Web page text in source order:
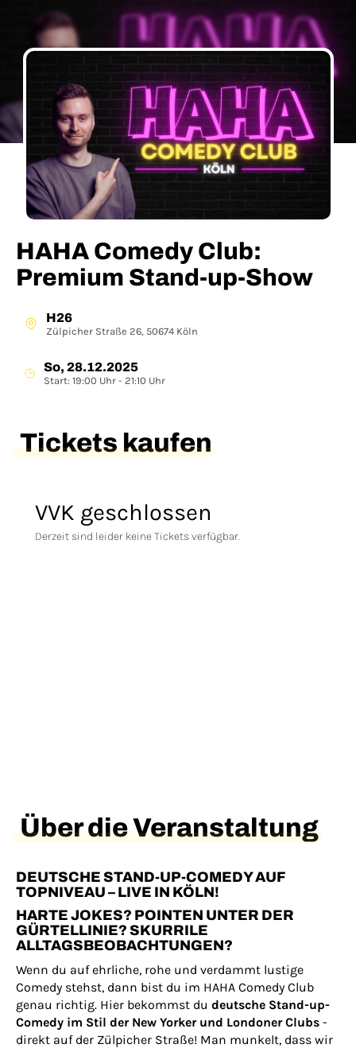
HAHA Comedy Club:
Premium Stand-up-Show
H26
Zülpicher Straße 26, 50674 Köln
So, 28.12.2025
Start: 19:00 Uhr - 21:10 Uhr
Tickets kaufen
VVK geschlossen
Derzeit sind leider keine Tickets verfügbar.
Über die Veranstaltung
DEUTSCHE STAND-UP-COMEDY AUF
TOPNIVEAU – LIVE IN KÖLN!
HARTE JOKES? POINTEN UNTER DER
GÜRTELLINIE? SKURRILE
ALLTAGSBEOBACHTUNGEN?
Wenn du auf ehrliche, rohe und verdammt lustige
Comedy stehst, dann bist du im HAHA Comedy Club
genau richtig. Hier bekommst du deutsche Stand-up-
Comedy im Stil der New Yorker und Londoner Clubs -
direkt auf der Zülpicher Straße! Man munkelt, dass wir